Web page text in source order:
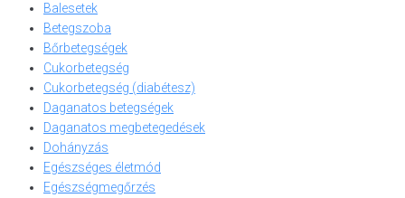
Balesetek
Betegszoba
Bőrbetegségek
Cukorbetegség
Cukorbetegség (diabétesz)
Daganatos betegségek
Daganatos megbetegedések
Dohányzás
Egészséges életmód
Egészségmegőrzés